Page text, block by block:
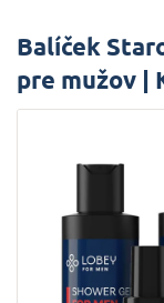
Balíček
pre mužov |